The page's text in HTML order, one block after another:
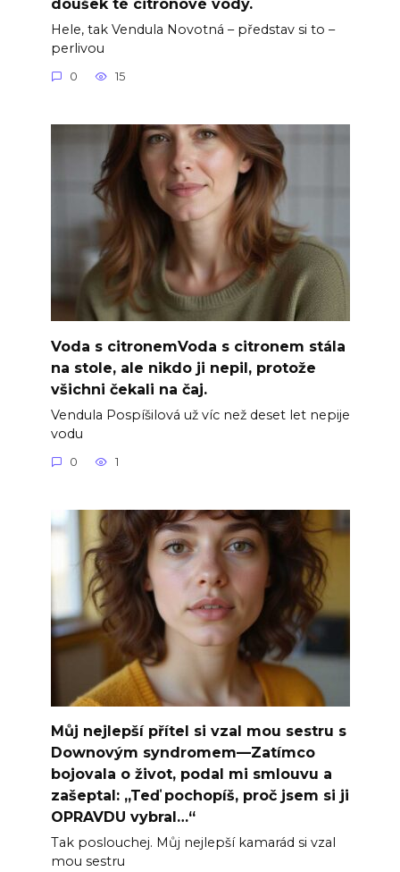
doušek té citronové vody.
Hele, tak Vendula Novotná – představ si to –
perlivou
0 15
Voda s citronemVoda s citronem stála
na stole, ale nikdo ji nepil, protože
všichni čekali na čaj.
Vendula Pospíšilová už víc než deset let nepije
vodu
0 1
Můj nejlepší přítel si vzal mou sestru s
Downovým syndromem—Zatímco
bojovala o život, podal mi smlouvu a
zašeptal: „Teď pochopíš, proč jsem si ji
OPRAVDU vybral…“
Tak poslouchej. Můj nejlepší kamarád si vzal
mou sestru